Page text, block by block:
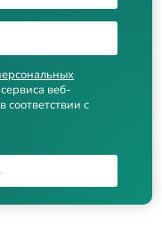
веб-
с